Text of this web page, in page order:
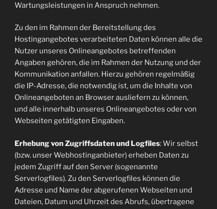
Wartungsleistungen in Anspruch nehmen.
Zu den im Rahmen der Bereitstellung des
Hostingangebotes verarbeiteten Daten können alle die
Nutzer unseres Onlineangebotes betreffenden
Angaben gehören, die im Rahmen der Nutzung und der
Kommunikation anfallen. Hierzu gehören regelmäßig
die IP-Adresse, die notwendig ist, um die Inhalte von
Onlineangeboten an Browser ausliefern zu können,
und alle innerhalb unseres Onlineangebotes oder von
Webseiten getätigten Eingaben.
Erhebung von Zugriffsdaten und Logfiles: Wir selbst
(bzw. unser Webhostinganbieter) erheben Daten zu
jedem Zugriff auf den Server (sogenannte
Serverlogfiles). Zu den Serverlogfiles können die
Adresse und Name der abgerufenen Webseiten und
Dateien, Datum und Uhrzeit des Abrufs, übertragene